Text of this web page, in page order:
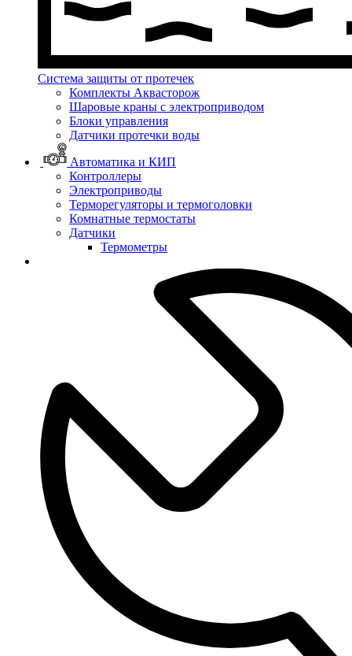
Система защиты от протечек
Комплекты Аквасторож
Шаровые краны с электроприводом
Блоки управления
Датчики протечки воды
Автоматика и КИП
Контроллеры
Электроприводы
Терморегуляторы и термоголовки
Комнатные термостаты
Датчики
Термометры